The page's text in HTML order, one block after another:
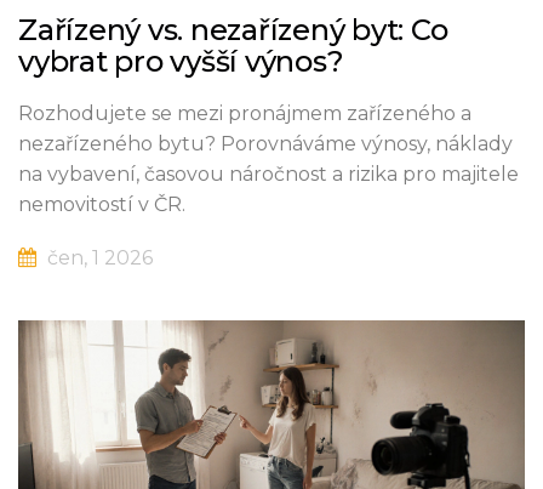
Zařízený vs. nezařízený byt: Co
vybrat pro vyšší výnos?
Rozhodujete se mezi pronájmem zařízeného a
nezařízeného bytu? Porovnáváme výnosy, náklady
na vybavení, časovou náročnost a rizika pro majitele
nemovitostí v ČR.
čen, 1 2026